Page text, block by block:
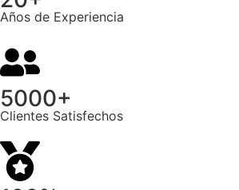
Años de Experiencia
5000+
Clientes Satisfechos